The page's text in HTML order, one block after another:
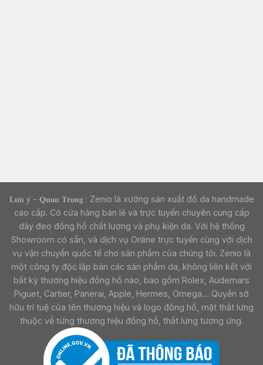
𝐋𝐮̛𝐮 𝐲́ - 𝐐𝐮𝐚𝐧 𝐓𝐫𝐨̣𝐧𝐠 : Zenio là xưởng sản xuất đồ da handmade
cao cấp. Có cửa hàng bán lẻ và trực tuyến chuyên cung cấp
dây đeo đồng hồ chất lượng và phụ kiện da. Với hệ thống
Showroom có sẵn, và dịch vụ Online trực tuyến cùng với dịch
vụ vận chuyển quốc tế cho sản phẩm của chúng tôi. Zenio là
một công ty độc lập bán các sản phẩm da, không liên kết với
bất kỳ thương hiệu đồng hồ nào, bao gồm Rolex, Audemars
Piguet, Cartier, Panerai, Apple, Hermes, Omega.... Quyền sở
hữu trí tuệ của tên thương hiệu và logo đồng hồ, mặt thắt lưng
thuộc về từng thương hiệu đồng hồ, thắt lưng tương ứng.